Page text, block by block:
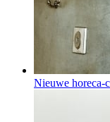
Nieuwe horeca-